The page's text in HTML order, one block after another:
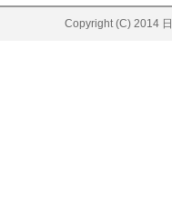
Copyright (C) 2014